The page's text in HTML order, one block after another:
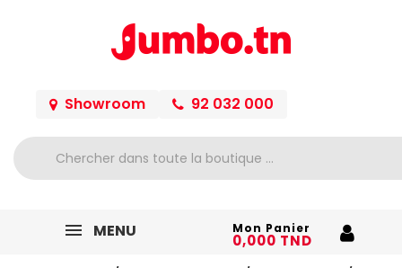
Showroom 92 032 000
MENU Mon Panier
0,000 TND